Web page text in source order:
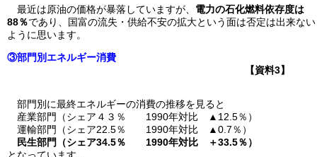
最近は原油の価格が暴落していますが、 電力の石化燃料依存度は
88％であり、国富の流失・供給不安の拡大という面は否定は出来ない
ように思います。
③部門別エネルギー消費
【資料3】
部門別に最終エネルギーの消費の推移を見ると
産業部門（シェア４３％ 1990年対比 ▲12.5％）
運輸部門（シェア22.5％ 1990年対比 ▲0.7％）
民生部門（シェア34.5％ 1990年対比 ＋33.5％）